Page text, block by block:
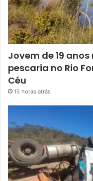
Jovem de 19
pescaria no Rio
Céu
15 horas atrás